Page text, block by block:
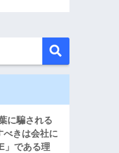
に騙される
べきは会社に
」である理